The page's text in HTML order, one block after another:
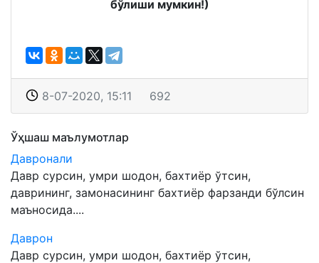
бўлиши мумкин!)
8-07-2020, 15:11 692
Ўҳшаш маълумотлар
Давронали
Давр сурсин, умри шодон, бахтиёр ўтсин,
даврининг, замонасининг бахтиёр фарзанди бўлсин
маъносида....
Даврон
Давр сурсин, умри шодон, бахтиёр ўтсин,